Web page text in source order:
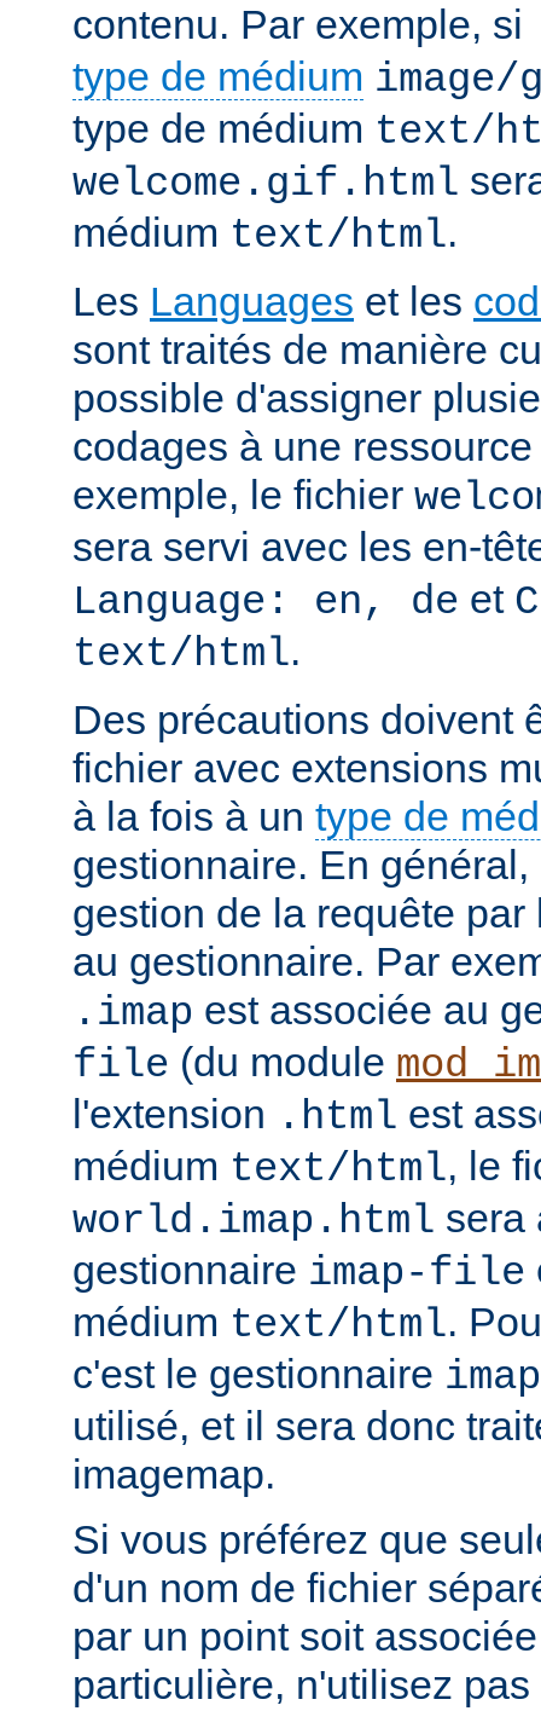
contenu. Par exemple, si
type de médium
type de médium text/
welcome.gif.html
médium text/html.
Les Languages et les
sont traités de manière
possible d'assigner
codages à une
exemple, le fichier
sera servi avec les en-
Language: en, de et
text/html.
Des précautions doivent
fichier avec extensions
à la fois à un type de
gestionnaire. En
gestion de la requête
au gestionnaire. Par
.imap est associée au
file (du module
l'extension .html est
médium text/html, le
world.imap.html sera
gestionnaire imap-file
médium text/html.
c'est le gestionnaire
utilisé, et il sera donc
imagemap.
Si vous préférez que
d'un nom de fichier
par un point soit
particulière, n'utilisez